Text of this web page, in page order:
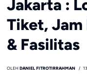
Jakarta :
Tiket, Jam
& Fasilitas
OLEH DANIEL FITROTIRRAHMAN